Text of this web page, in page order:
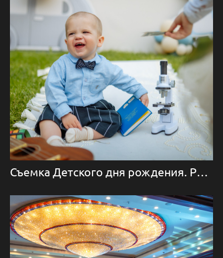
Съемка Детского дня рождения. Репортажная съемка в Алматы